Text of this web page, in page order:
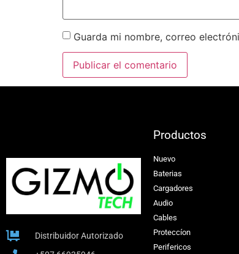
Guarda mi nombre, correo
Distribuidor Autorizado
Productos
Nuevo
Baterias
Cargadores
Audio
Cables
Proteccíon
Perifericos